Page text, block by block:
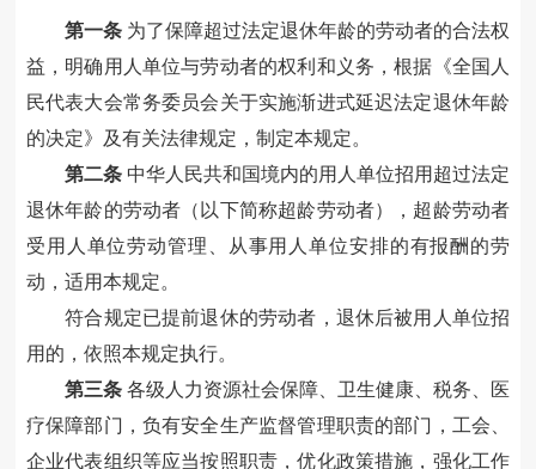
第一条为了保障超过法定退休年龄的劳动者的合法权
益，明确用人单位与劳动者的权利和义务，根据《全国人
民代表大会常务委员会关于实施渐进式延迟法定退休年龄
的决定》及有关法律规定，制定本规定。
第二条中华人民共和国境内的用人单位招用超过法定
退休年龄的劳动者（以下简称超龄劳动者），超龄劳动者
受用人单位劳动管理、从事用人单位安排的有报酬的劳
动，适用本规定。
符合规定已提前退休的劳动者，退休后被用人单位招
用的，依照本规定执行。
第三条各级人力资源社会保障、卫生健康、税务、医
疗保障部门，负有安全生产监督管理职责的部门，工会、
企业代表组织等应当按照职责，优化政策措施，强化工作